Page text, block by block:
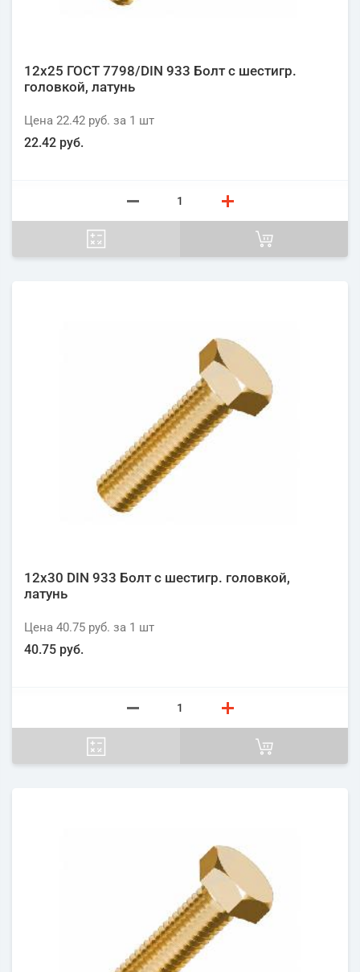
12х25 ГОСТ 7798/DIN 933 Болт с шестигр.
головкой, латунь
Цена 22.42 руб. за 1 шт
22.42 руб.
12х30 DIN 933 Болт с шестигр. головкой,
латунь
Цена 40.75 руб. за 1 шт
40.75 руб.